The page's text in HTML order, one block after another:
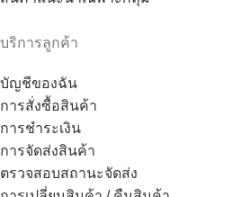
บริการลูกค้า
บัญชีของฉัน
การสั่งซื้อสินค้า
การชำระเงิน
การจัดส่งสินค้า
ตรวจสอบสถานะจัดส่ง